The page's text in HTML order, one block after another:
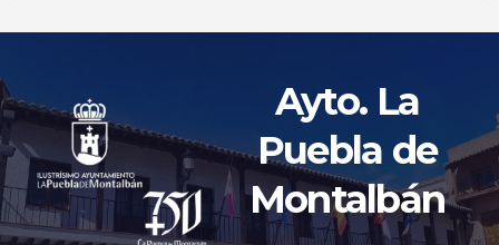
Ayto. La
Puebla de
Montalbán